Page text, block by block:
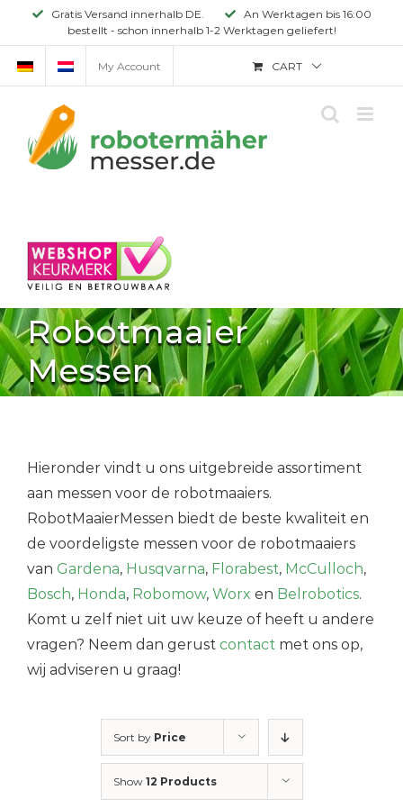
content
Gratis Versand innerhalb DE.
An Werktagen bis 16:00
bestellt - schon innerhalb 1-2 Werktagen geliefert!
My Account CART
Robotmaaier
Messen
Hieronder vindt u ons uitgebreide assortiment
aan messen voor de robotmaaiers.
RobotMaaierMessen biedt de beste kwaliteit en
de voordeligste messen voor de robotmaaiers
van Gardena, Husqvarna, Florabest, McCulloch,
Bosch, Honda, Robomow, Worx en Belrobotics.
Komt u zelf niet uit uw keuze of heeft u andere
vragen? Neem dan gerust contact met ons op,
wij adviseren u graag!
Sort by Price
Show 12 Products